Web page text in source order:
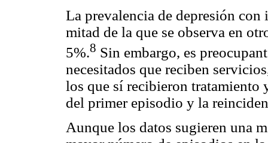
La prevalencia de depresión
mitad de la que se observa en
5%.8 Sin embargo, es
necesitados que reciben
los que sí recibieron tratamiento
del primer episodio y la
Aunque los datos sugieren una